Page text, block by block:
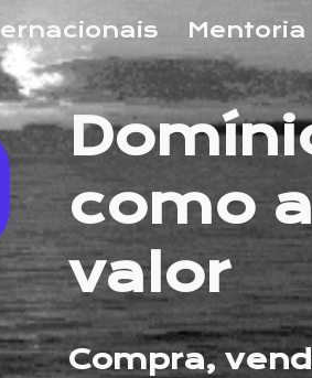
Skip to navigation
Mentoria
como
valor
Compra,